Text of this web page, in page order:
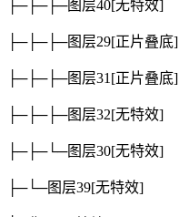
├─├─├─图层40[无特效]
├─├─├─图层29[正片叠底]
├─├─├─图层31 [正片叠底]
├─├─├─图层32[无特效]
├─├─└─图层30[无特效]
├─└─图层39[无特效]